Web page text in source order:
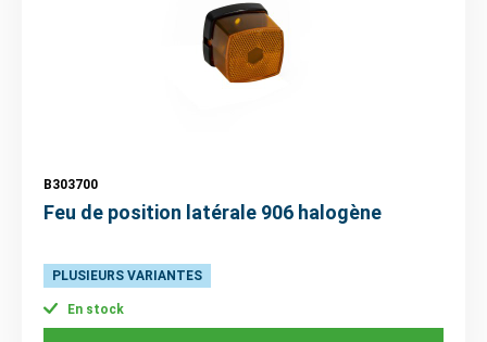
B303700
Feu de position latérale 906 halogène
PLUSIEURS VARIANTES
En stock